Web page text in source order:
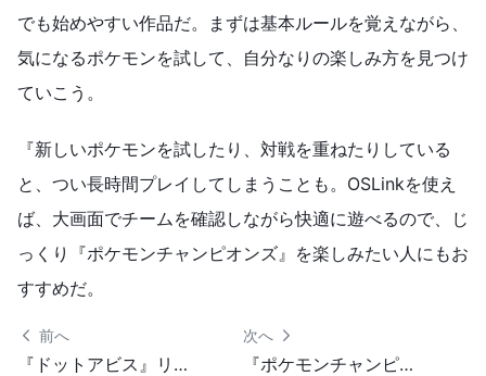
でも始めやすい作品だ。まずは基本ルールを覚えながら、
気になるポケモンを試して、自分なりの楽しみ方を見つけ
ていこう。
『新しいポケモンを試したり、対戦を重ねたりしている
と、つい長時間プレイしてしまうことも。OSLinkを使え
ば、大画面でチームを確認しながら快適に遊べるので、じ
っくり『ポケモンチャンピオンズ』を楽しみたい人にもお
すすめだ。
前へ
『ドットアビス』リセマラ当たりランキング｜マルチ起動方法
次へ
『ポケモンチャンピオンズ』をPCプレイ方法｜大画面・キー設定